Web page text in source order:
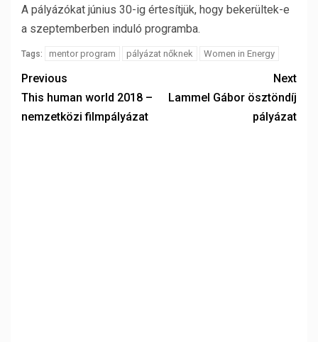
A pályázókat június 30-ig értesítjük, hogy bekerültek-e
a szeptemberben induló programba.
Tags: mentor program pályázat nőknek Women in Energy
Previous
This human world 2018 –
nemzetközi filmpályázat
Next
Lammel Gábor ösztöndíj
pályázat